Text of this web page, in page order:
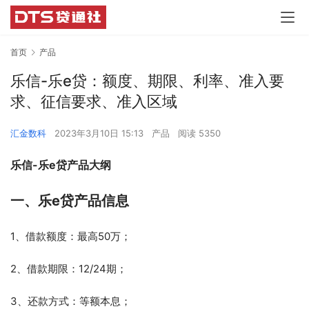
首页 产品
乐信-乐e贷：额度、期限、利率、准入要
求、征信要求、准入区域
汇金数科 2023年3月10日 15:13 产品 阅读 5350
乐信-乐e贷产品大纲
一、 乐e贷产品信息
1、借款额度：最高50万；
2、借款期限：12/24期；
3、还款方式：等额本息；